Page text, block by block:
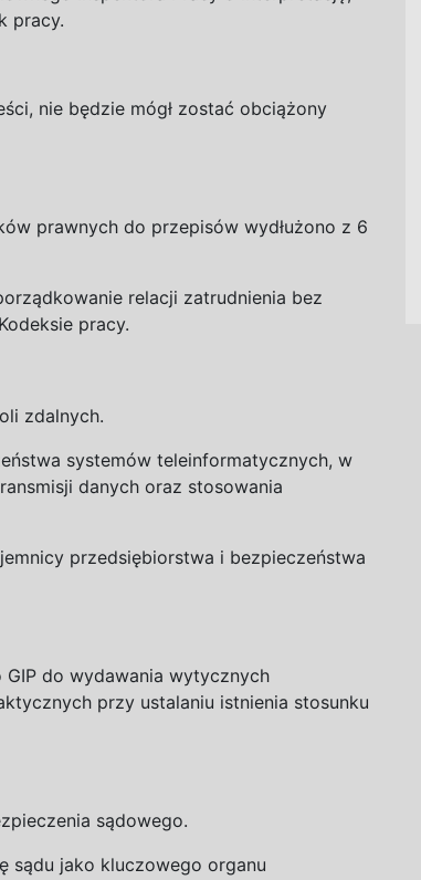
pracy.
nie będzie mógł zostać obciążony
prawnych do przepisów wydłużono z 6
relacji zatrudnienia bez
Kodeksie pracy.
zdalnych.
systemów teleinformatycznych, w
danych oraz stosowania
przedsiębiorstwa i bezpieczeństwa
do wydawania wytycznych
przy ustalaniu istnienia stosunku
sądowego.
sądu jako kluczowego organu